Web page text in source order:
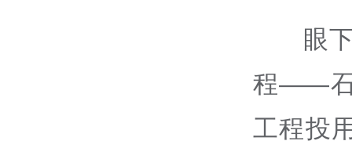
眼
程——石
工程投